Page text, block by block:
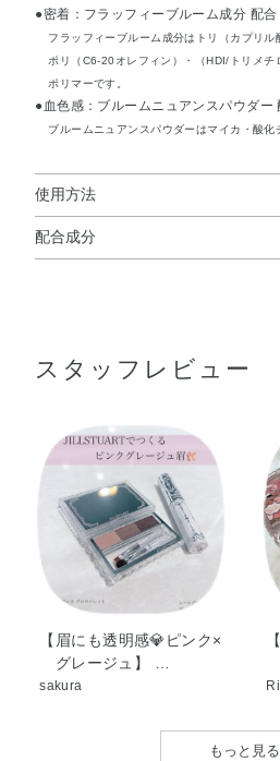
●密着：フラッフィーブルーム成分 配合
フラッフィーブルーム成分はトリ（カプリ
ポリ（C6-20オレフィン）・（HDI/トリメチ
ポリマーです。
●血色感：ブルームニュアンスパウダー
ブルームニュアンスパウダーはマイカ・酸化
使用方法
使用方法
●2つ折りになっているブラシをひらい
●鼻すじや眉頭にはブラシ（太）を、
いください。
配合成分
ン酸／ステアリン酸／ロジン酸）
シルラクトン）クロスポリマー・
チコンシルセスキオキサン）ク
リン酸デキストリン・エチルヘ
ドデカノール・ジエチルヘキサ
ル・ジメチコン・ステアリン酸亜
カプリン酸）グリセリル・トリ
エトキシカプリリルシラン・ミツ
合成フルオロフロゴパイト・酸化
リ（C6－20オレフィン）・クロ
ジョウ・マイカ・酸化チタン・酸
スタッフレビュー
【眉にも透明感💎ピンク×
グレージュ】 …
sakura
もっと見る